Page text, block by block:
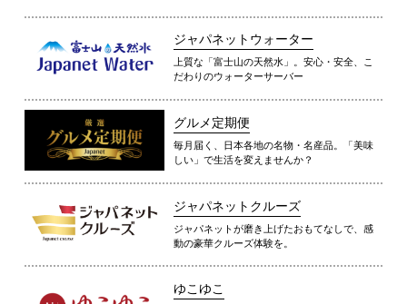
ジャパネットウォーター
上質な「富士山の天然水」。安心・安全、こ
だわりのウォーターサーバー
グルメ定期便
毎月届く、日本各地の名物・名産品。「美味
しい」で生活を変えませんか？
ジャパネットクルーズ
ジャパネットが磨き上げたおもてなしで、感
動の豪華クルーズ体験を。
ゆこゆこ